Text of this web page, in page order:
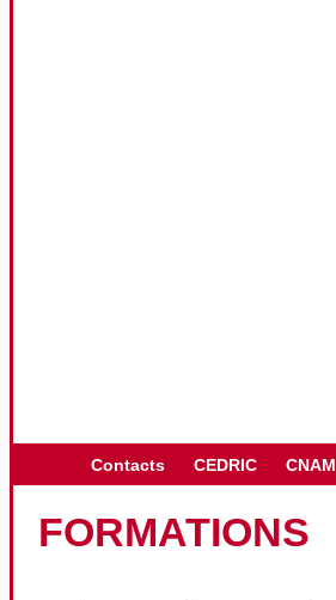
Contacts CEDRIC CNAM
FORMATIONS